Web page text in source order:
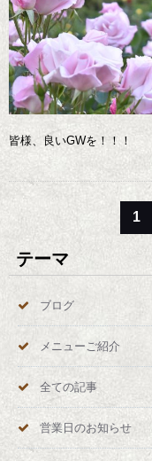
皆様、良いGWを！！！
投
稿
ペ
ー
ジ
送
1
テーマ
ブログ
メニューご紹介
全ての記事
営業日のお知らせ